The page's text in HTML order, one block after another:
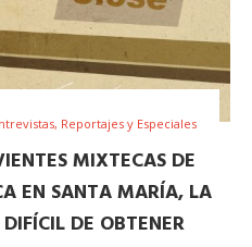
Reportajes y Especiales
MIXTECAS DE
EN SANTA MARÍA, LA
DE OBTENER